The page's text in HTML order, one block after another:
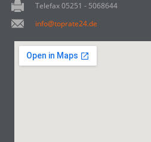
Telefax 05251 - 5068644
info@toprate24.de